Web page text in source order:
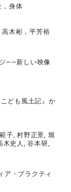
身体
木彬，平芳裕
——新しい映像
ども風土記』か
子, 村野正景, 堀
木史人, 谷本研,
ア・プラクティ